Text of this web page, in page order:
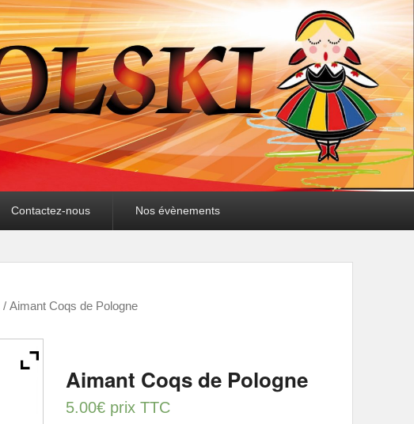
Contactez-nous Nos évènements
/ Aimant Coqs de Pologne
Aimant Coqs de Pologne
5.00€ prix TTC